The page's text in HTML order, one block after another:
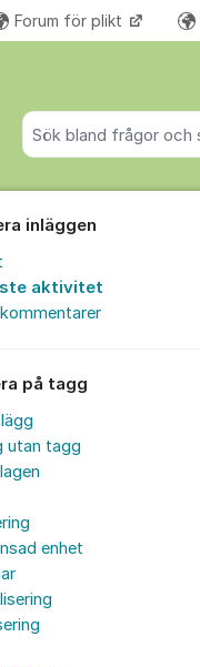
Sök bland alla inlägg
Forum för plikt
inläggen
aktivitet
på tagg
utan tagg
enhet